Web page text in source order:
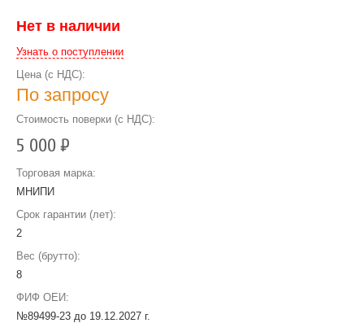
Нет в наличии
Узнать о поступлении
Цена (с НДС):
По запросу
Стоимость поверки (с НДС):
5 000Р
Торговая марка:
МНИПИ
Срок гарантии (лет):
2
Вес (брутто):
8
ФИФ ОЕИ:
№89499-23 до 19.12.2027 г.